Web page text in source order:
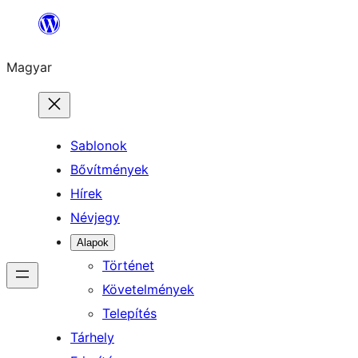
Ugrás
tartalomhoz
Magyar
Sablonok
Bővítmények
Hírek
Névjegy
Alapok
Történet
Követelmények
Telepítés
Tárhely